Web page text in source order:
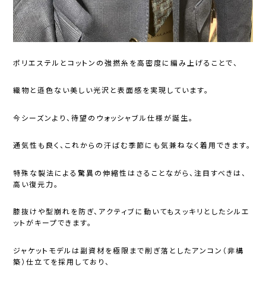
ポリエステルとコットンの強撚糸を高密度に編み上げることで、
織物と遜色ない美しい光沢と表面感を実現しています。
今シーズンより、待望のウォッシャブル仕様が誕生。
通気性も良く、これからの汗ばむ季節にも気兼ねなく着用できます。
特殊な製法による驚異の伸縮性はさることながら、注目すべきは、
高い復元力。
膝抜けや型崩れを防ぎ、アクティブに動いてもスッキリとしたシルエ
ットがキープできます。
ジャケットモデルは副資材を極限まで削ぎ落としたアンコン（非構
築）仕立てを採用しており、